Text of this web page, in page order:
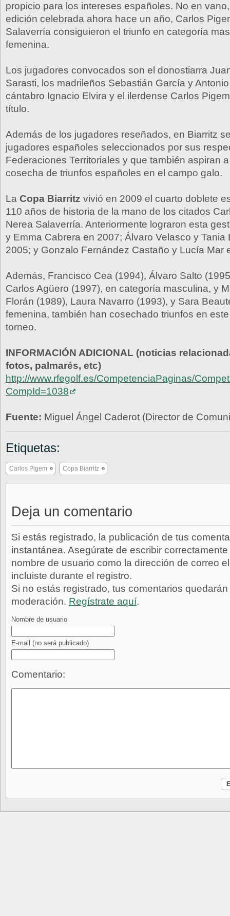
propicio para los intereses españoles. No en
edición celebrada ahora hace un año, Carlos
Salaverría consiguieron el triunfo en categoría
femenina.
Los jugadores convocados son el donostiarra
Sarasti, los madrileños Sebastián García y
cántabro Ignacio Elvira y el ilerdense Carlos
título.
Además de los jugadores reseñados, en Biarritz
jugadores españoles seleccionados por sus
Federaciones Territoriales y que también aspiran
cosecha de triunfos españoles en el campo galo.
La Copa Biarritz vivió en 2009 el cuarto doblete
110 años de historia de la mano de los citados
Nerea Salaverría. Anteriormente lograron esta
y Emma Cabrera en 2007; Álvaro Velasco y Tania
2005; y Gonzalo Fernández Castaño y Lucía Mar
Además, Francisco Cea (1994), Álvaro Salto
Carlos Agüero (1997), en categoría masculina, y
Florán (1989), Laura Navarro (1993), y Sara
femenina, también han cosechado triunfos en
torneo.
INFORMACIÓN ADICIONAL (noticias
fotos, palmarés, etc)
http://www.rfegolf.es/CompetenciaPaginas/
CompId=1038
Fuente: Miguel Ángel Caderot (Director de
Etiquetas:
Carlos Pigem Copa Biarritz
Deja un comentario
Si estás registrado, la publicación de tus
instantánea. Asegúrate de escribir
nombre de usuario como la dirección de correo
incluiste durante el registro.
Si no estás registrado, tus comentarios
moderación. Regístrate aquí.
Nombre de usuario
E-mail (no será publicado)
Comentario: